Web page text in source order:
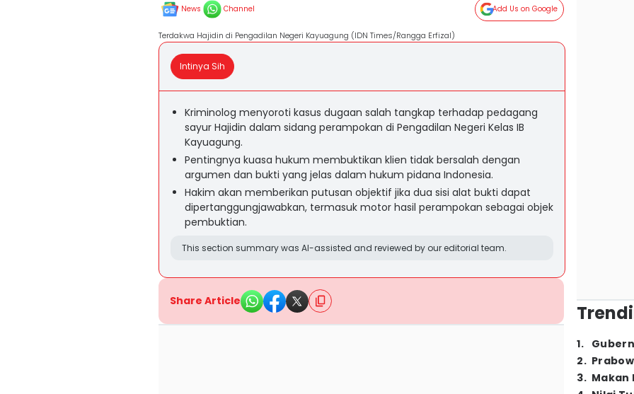
News Channel Add Us on Google
Terdakwa Hajidin di Pengadilan Negeri Kayuagung (IDN Times/Rangga Erfizal)
Intinya Sih
Kriminolog menyoroti kasus dugaan salah tangkap terhadap pedagang
sayur Hajidin dalam sidang perampokan di Pengadilan Negeri Kelas IB
Kayuagung.
Pentingnya kuasa hukum membuktikan klien tidak bersalah dengan
argumen dan bukti yang jelas dalam hukum pidana Indonesia.
Hakim akan memberikan putusan objektif jika dua sisi alat bukti dapat
dipertanggungjawabkan, termasuk motor hasil perampokan sebagai objek
pembuktian.
This section summary was AI-assisted and reviewed by our editorial team.
Share Article
1.
2.
3. Makan